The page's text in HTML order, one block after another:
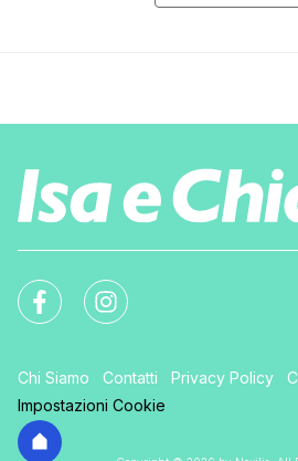
Chi Siamo Contatti Privacy Policy
Impostazioni Cookie